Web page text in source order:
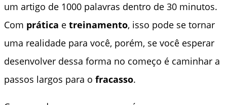
um artigo de 1000 palavras dentro de 30 minutos.
Com prática e treinamento, isso pode se tornar
uma realidade para você, porém, se você esperar
desenvolver dessa forma no começo é caminhar a
passos largos para o fracasso.